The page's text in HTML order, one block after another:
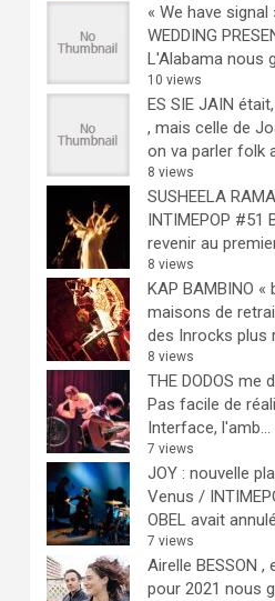
« We have
WEDDING
L'Alabama nous
10 views
ES SIE JAIN
, mais celle de
on va parler folk
8 views
SUSHEELA
INTIMEPOP #51
revenir au
8 views
KAP BAMBINO
maisons de
des Inrocks plus
8 views
THE DODOS me
Pas facile de
Interface, l'amb...
7 views
JOY : nouvelle
Venus /
OBEL avait
7 views
Airelle BESSON ,
pour 2021 nous